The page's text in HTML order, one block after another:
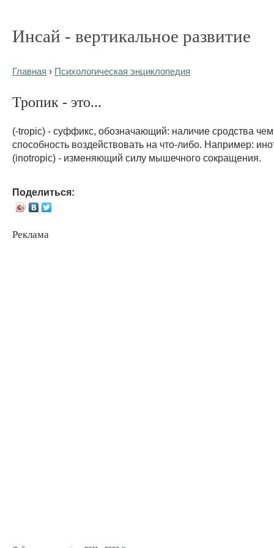
Инсай - вертикальное развитие
Главная › Психологическая энциклопедия
Тропик - это...
(-tropic) - суффикс, обозначающий: наличие сродства
способность воздействовать на что-либо. Например:
(inotropic) - изменяющий силу мышечного сокращения.
Поделиться:
Реклама